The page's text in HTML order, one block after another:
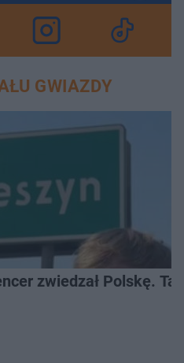
GWIAZDY
zwiedzał Polskę.